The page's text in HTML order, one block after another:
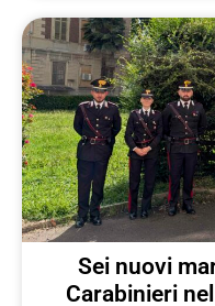
Sei nuovi
Carabinieri